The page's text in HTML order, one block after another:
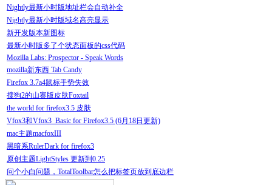
Nightly最新小时版地址栏会自动补全
Nightly最新小时版域名高亮显示
新开发版本新图标
最新小时版多了个状态面板的css代码
Mozilla Labs: Prospector - Speak Words
mozilla新东西 Tab Candy
Firefox 3.7a4鼠标手势失效
搜狗2的山寨版皮肤Foxtail
the world for firefox3.5 皮肤
Vfox3和Vfox3_Basic for Firefox3.5 (6月18日更新)
mac主题macfoxIII
黑暗系RulerDark for firefox3
原创主题LightStyles 更新到0.25
问个小白问题，TotalToolbar怎么把标签页放到底边栏